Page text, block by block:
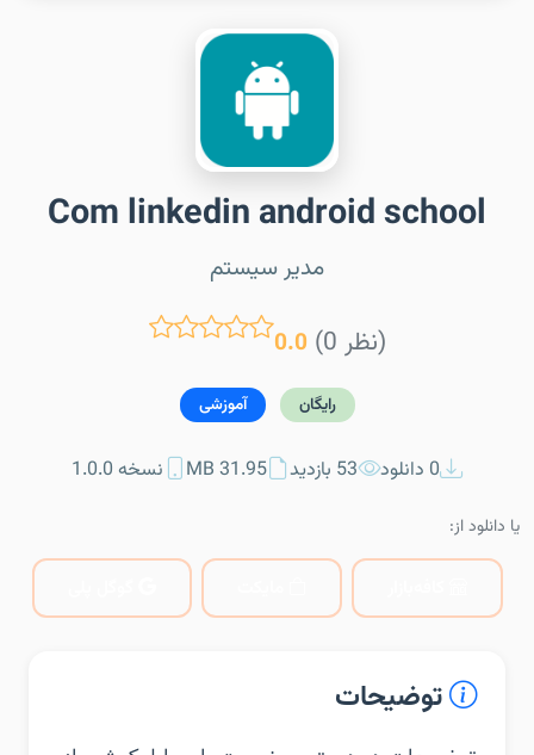
Com linkedin android school
مدیر سیستم
0.0 (0 نظر)
رایگان آموزشی
0 دانلود 53 بازدید 31.95 MB نسخه 1.0.0
یا دانلود از:
توضیحات